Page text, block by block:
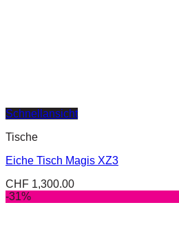
Schnellansicht
Tische
Eiche Tisch Magis XZ3
CHF 1,300.00
-31%